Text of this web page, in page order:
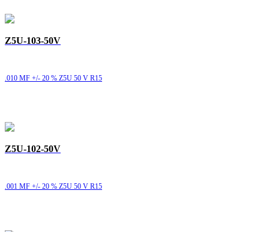
Z5U-103-50V
.010 MF +/- 20 % Z5U 50 V R15
Z5U-102-50V
.001 MF +/- 20 % Z5U 50 V R15